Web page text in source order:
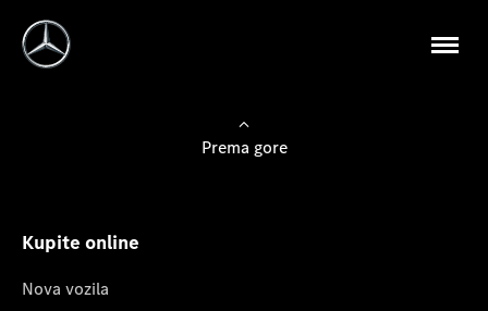
Prema gore
Kupite online
Nova vozila